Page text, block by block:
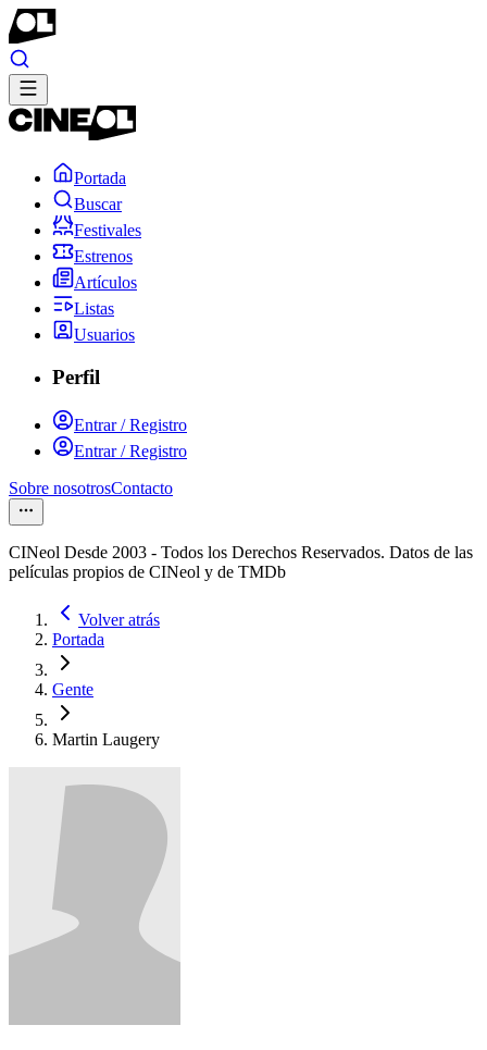
Portada
Buscar
Festivales
Estrenos
Artículos
Listas
Usuarios
Perfil
Entrar / Registro
Entrar / Registro
Sobre nosotrosContacto
CINeol Desde 2003 - Todos los Derechos Reservados. Datos de las
películas propios de CINeol y de TMDb
Volver atrás
Portada
Gente
Martin Laugery